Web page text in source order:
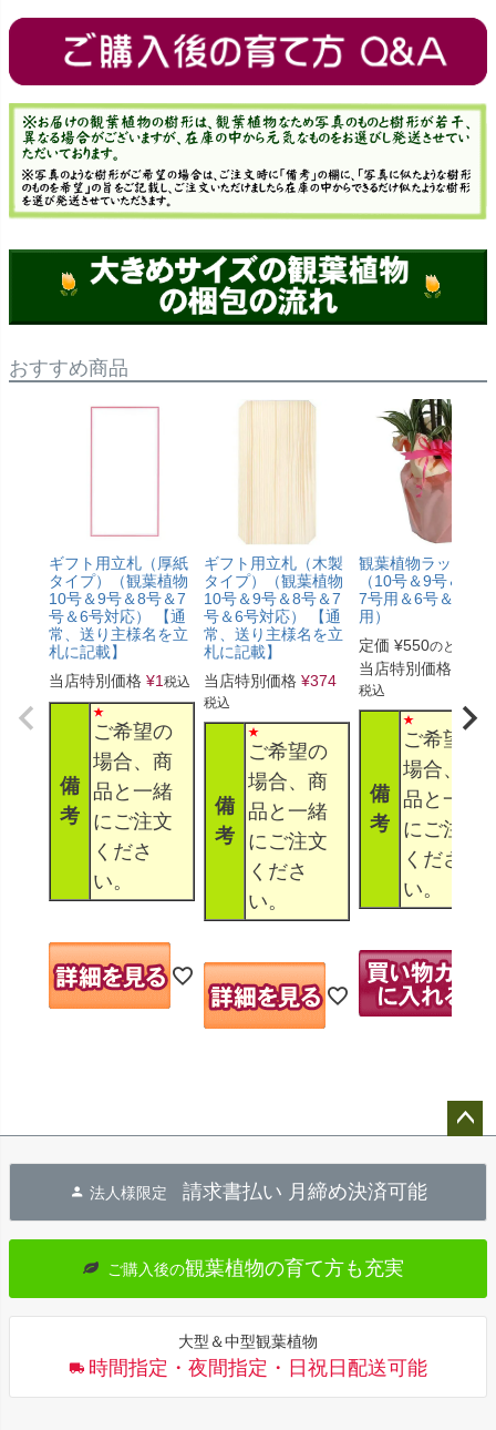
おすすめ商品
ギフト用立札（厚紙
タイプ）（観葉植物
10号＆9号＆8号＆7
号＆6号対応） 【通
常、送り主様名を立
札に記載】
当店特別価格 ¥1 税込
備
考
ご希望の
場合、商
品と一緒
にご注文
くださ
い。
ギフト用立札（木製
タイプ）（観葉植物
10号＆9号＆8号＆7
号＆6号対応） 【通
常、送り主様名を立
札に記載】
当店特別価格 ¥374
税込
備
考
ご希望の
場合、商
品と一緒
にご注文
くださ
い。
観葉植物ラッピン
（10号＆9号＆8号
7号用＆6号＆5号
用）
定価 ¥550のところ
当店特別価格
税込
備
考
ご希望の
場合、商
品と一緒
にご注文
くださ
い。
へ
法人様限定 請求書払い 月締め決済可能
ご購入後の観葉植物の育て方も充実
大型＆中型観葉植物
時間指定・夜間指定・日祝日配送可能